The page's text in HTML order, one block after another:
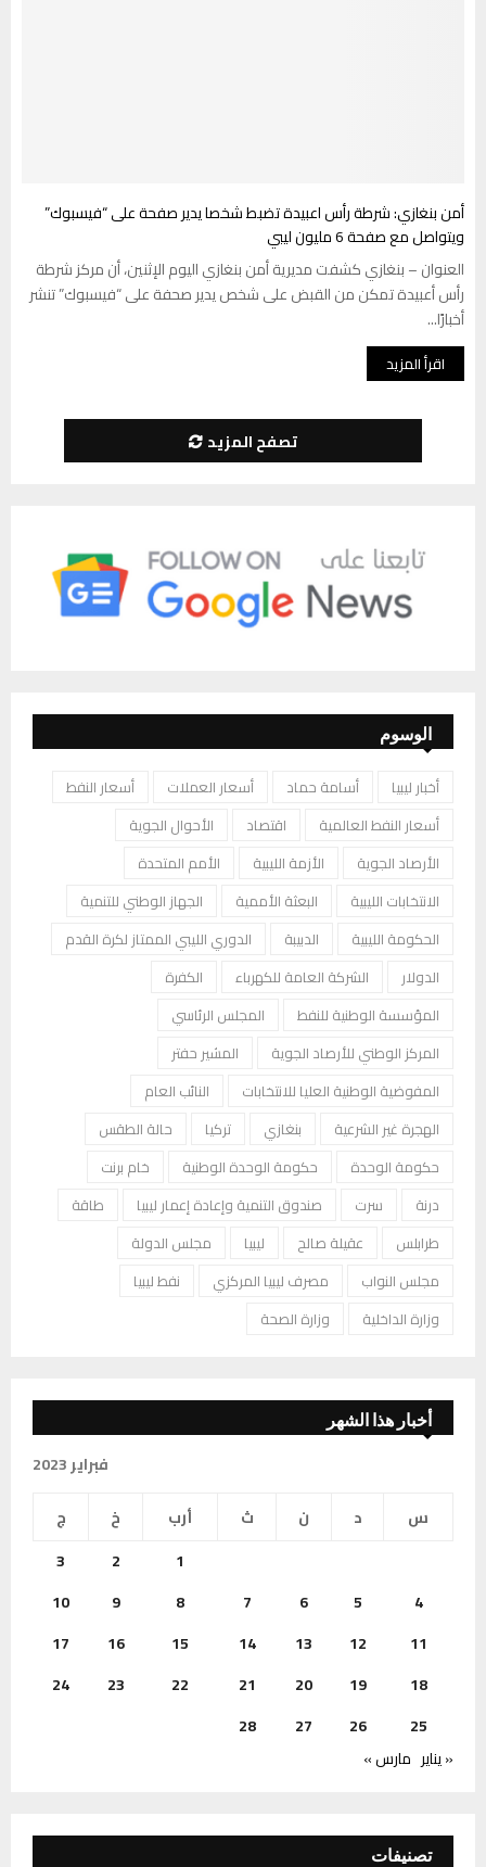
أمن بنغازي: شرطة رأس اعبيدة تضبط شخصا يدير صفحة على “فيسبوك”
ويتواصل مع صفحة 6 مليون ليبي
العنوان – بنغازي كشفت مديرية أمن بنغازي اليوم الإثنين، أن مركز شرطة
رأس أعبيدة تمكن من القبض على شخص يدير صحفة على “فيسبوك” تنشر
أخبارًا...
اقرأ المزيد
تصفح المزيد
الوسوم
أخبار ليبيا أسامة حماد أسعار العملات
أسعار النفط
أسعار النفط العالمية
اقتصاد
الأحوال الجوية
الأرصاد الجوية
الأزمة الليبية
الأمم المتحدة
الانتخابات الليبية
البعثة الأممية
الجهاز الوطني للتنمية
الحكومة الليبية
الدبيبة
الدوري الليبي الممتاز لكرة القدم
الدولار
الشركة العامة للكهرباء
الكفرة
المؤسسة الوطنية للنفط
المجلس الرئاسي
المركز الوطني للأرصاد الجوية
المشير حفتر
المفوضية الوطنية العليا للانتخابات
النائب العام
الهجرة غير الشرعية
بنغازي تركيا
حالة الطقس
حكومة الوحدة
حكومة الوحدة الوطنية
خام برنت
درنة
سرت صندوق التنمية وإعادة إعمار ليبيا
طاقة
طرابلس
عقيلة صالح ليبيا
مجلس الدولة
مجلس النواب
مصرف ليبيا المركزي
نفط ليبيا
وزارة الداخلية
وزارة الصحة
أخبار هذا الشهر
فبراير 2023
س
د ن ث أرب خ
ج
1
2
3
4
5
6
7
8
9
10
11
12
13
14
15
16
17
18
19
20
21
22
23
24
25
26
27
28
« يناير مارس »
تصنيفات